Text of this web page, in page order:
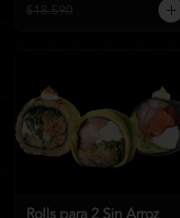
$18.590
Rolls para 2 Sin Arroz